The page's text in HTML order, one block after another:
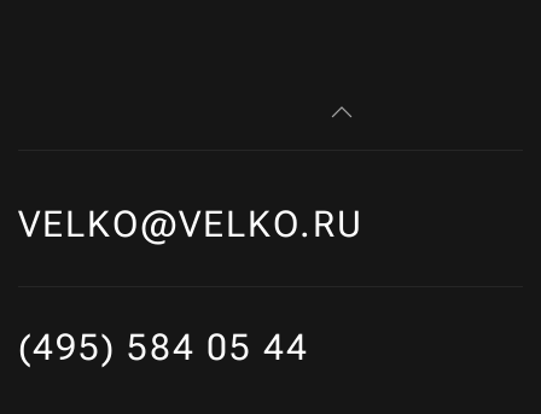
VELKO@VELKO.RU
(495) 584 05 44